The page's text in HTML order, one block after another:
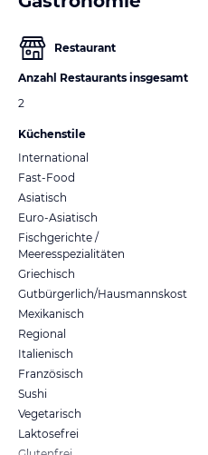
Restaurant
Anzahl Restaurants insgesamt
2
Küchenstile
International
Fast-Food
Asiatisch
Euro-Asiatisch
Fischgerichte /
Meeresspezialitäten
Griechisch
Gutbürgerlich/Hausmannskost
Mexikanisch
Regional
Italienisch
Französisch
Sushi
Vegetarisch
Laktosefrei